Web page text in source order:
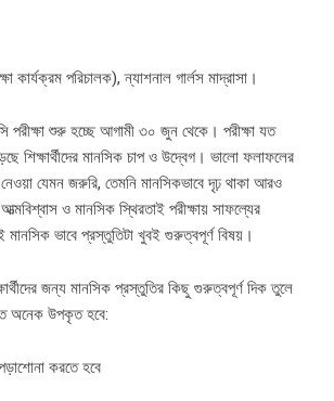
কার্যক্রম পরিচালক), ন্যাশনাল গার্লস মাদ্রাসা।
শুরু হচ্ছে আগামী ৩০ জুন থেকে। পরীক্ষা যত
শিক্ষার্থীদের মানসিক চাপ ও উদ্বেগ। ভালো ফলাফলের
যেমন জরুরি, তেমনি মানসিকভাবে দৃঢ় থাকা আরও
ও মানসিক স্থিরতাই পরীক্ষায় সাফল্যের
মানসিক ভাবে প্রস্তুতিটা খুবই গুরুত্বপূর্ণ বিষয়।
জন্য মানসিক প্রস্তুতির কিছু গুরুত্বপূর্ণ দিক তুলে
অনেক উপকৃত হবে:
করতে হবে